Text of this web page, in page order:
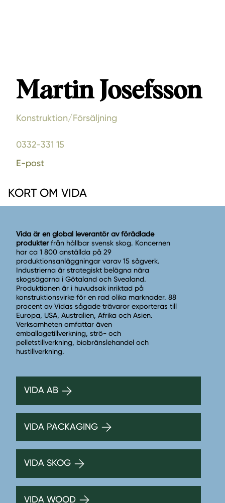
Martin Josefsson
Konstruktion/Försäljning
0332-331 15
E-post
KORT OM VIDA
Vida är en global leverantör av förädlade
produkter från hållbar svensk skog. Koncernen
har ca 1 800 anställda på 29
produktionsanläggningar varav 15 sågverk.
Industrierna är strategiskt belägna nära
skogsägarna i Götaland och Svealand.
Produktionen är i huvudsak inriktad på
konstruktionsvirke för en rad olika marknader. 88
procent av Vidas sågade trävaror exporteras till
Europa, USA, Australien, Afrika och Asien.
Verksamheten omfattar även
emballagetillverkning, strö- och
pelletstillverkning, biobränslehandel och
hustillverkning.
VIDA AB
VIDA PACKAGING
VIDA SKOG
VIDA WOOD